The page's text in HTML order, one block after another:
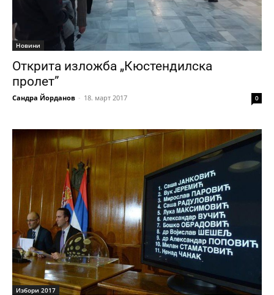
Новини
Открита изложба „Кюстендилска
пролет”
Сандра Йорданов - 18. март 2017 0
Избори 2017